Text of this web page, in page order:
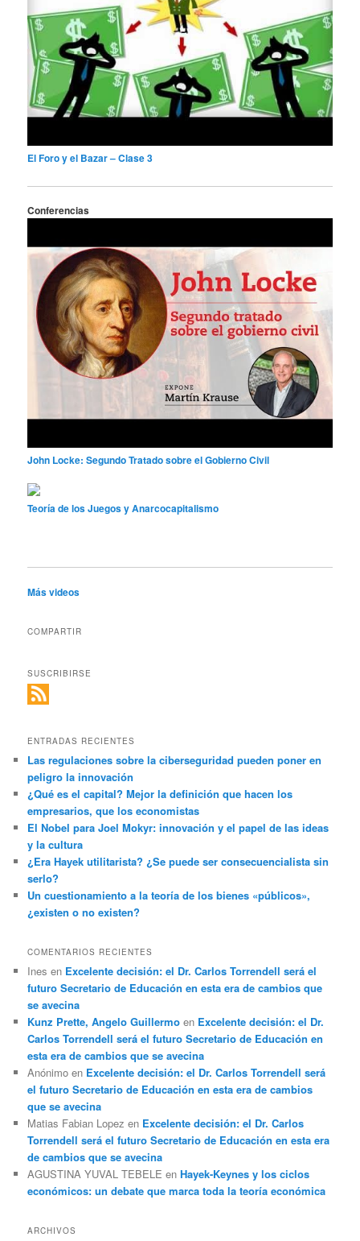
El Foro y el Bazar – Clase 3
Conferencias
John Locke: Segundo Tratado sobre el Gobierno Civil
Teoría de los Juegos y Anarcocapitalismo
Más videos
COMPARTIR
SUSCRIBIRSE
ENTRADAS RECIENTES
Las regulaciones sobre la ciberseguridad pueden poner en
peligro la innovación
¿Qué es el capital? Mejor la definición que hacen los
empresarios, que los economistas
El Nobel para Joel Mokyr: innovación y el papel de las ideas
y la cultura
¿Era Hayek utilitarista? ¿Se puede ser consecuencialista sin
serlo?
Un cuestionamiento a la teoría de los bienes «públicos»,
¿existen o no existen?
COMENTARIOS RECIENTES
Ines en Excelente decisión: el Dr. Carlos Torrendell será el
futuro Secretario de Educación en esta era de cambios que
se avecina
Kunz Prette, Angelo Guillermo en Excelente decisión: el Dr.
Carlos Torrendell será el futuro Secretario de Educación en
esta era de cambios que se avecina
Anónimo en Excelente decisión: el Dr. Carlos Torrendell será
el futuro Secretario de Educación en esta era de cambios
que se avecina
Matias Fabian Lopez en Excelente decisión: el Dr. Carlos
Torrendell será el futuro Secretario de Educación en esta era
de cambios que se avecina
AGUSTINA YUVAL TEBELE enHayek-Keynes y los ciclos
económicos: un debate que marca toda la teoría económica
ARCHIVOS